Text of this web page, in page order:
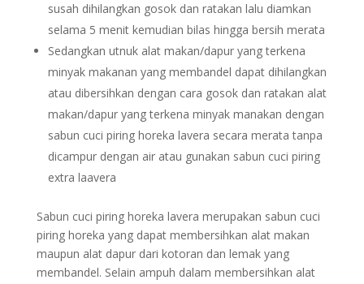
susah dihilangkan gosok dan ratakan lalu diamkan
selama 5 menit kemudian bilas hingga bersih merata
Sedangkan utnuk alat makan/dapur yang terkena
minyak makanan yang membandel dapat dihilangkan
atau dibersihkan dengan cara gosok dan ratakan alat
makan/dapur yang terkena minyak manakan dengan
sabun cuci piring horeka lavera secara merata tanpa
dicampur dengan air atau gunakan sabun cuci piring
extra laavera
Sabun cuci piring horeka lavera merupakan sabun cuci
piring horeka yang dapat membersihkan alat makan
maupun alat dapur dari kotoran dan lemak yang
membandel. Selain ampuh dalam membersihkan alat